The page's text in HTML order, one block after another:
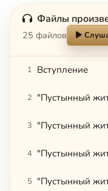
Файлы
25 файлов
1 Вступление
2
3
4
5